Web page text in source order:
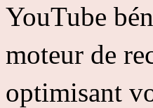
YouTube
moteur de
optimisant